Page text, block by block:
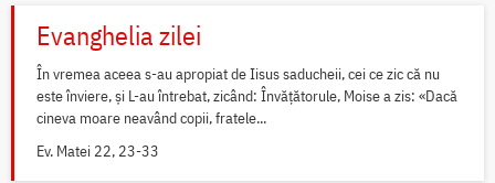
Evanghelia zilei
În vremea aceea s-au apropiat de Iisus saducheii, cei ce zic că nu
este înviere, și L-au întrebat, zicând: Învățătorule, Moise a zis: «Dacă
cineva moare neavând copii, fratele...
Ev. Matei 22, 23-33